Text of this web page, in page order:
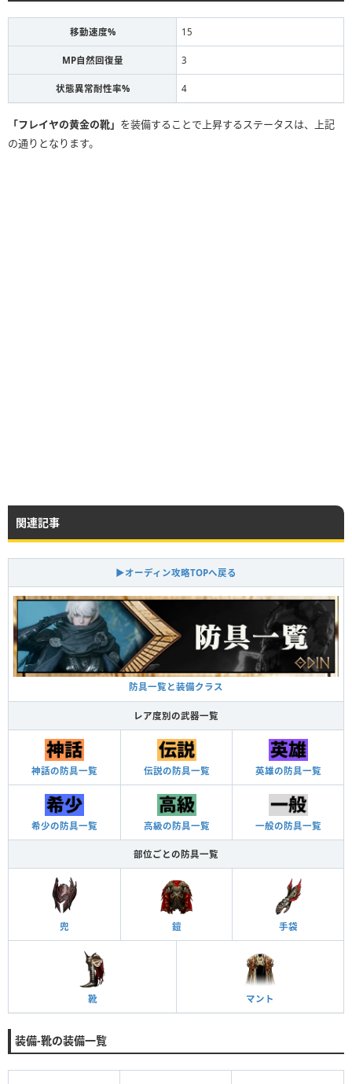
移動速度% 15
MP自然回復量 3
状態異常耐性率% 4
「フレイヤの黄金の靴」 を装備することで上昇するステータスは、上記
の通りとなります。
関連記事
▶オーディン攻略TOPへ戻る
防具一覧と装備クラス
レア度別の武器一覧
神話の防具一覧 伝説の防具一覧 英雄の防具一覧
希少の防具一覧 高級の防具一覧 一般の防具一覧
部位ごとの防具一覧
兜 鎧 手袋
靴 マント
装備-靴の装備一覧